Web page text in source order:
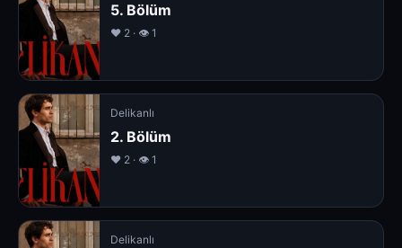
5. Bölüm
❤️ 2 · 👁 1
Delikanlı
2. Bölüm
❤️ 2 · 👁 1
Delikanlı